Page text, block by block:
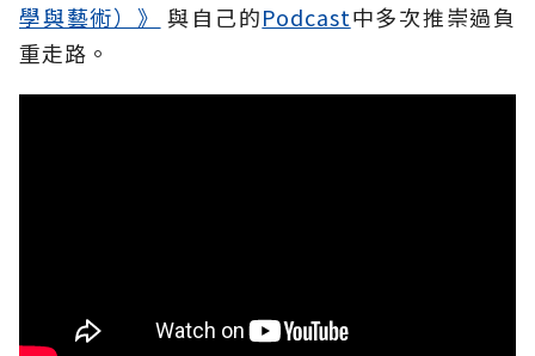
學與藝術）》
與自己的Podcast中多次推崇過負
重走路 。